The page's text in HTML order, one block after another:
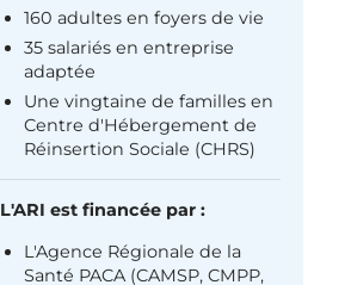
160 adultes en foyers de vie
35 salariés en entreprise
adaptée
Une vingtaine de familles en
Centre d'Hébergement de
Réinsertion Sociale (CHRS)
L'ARI est financée par :
L'Agence Régionale de la
Santé PACA (CAMSP, CMPP,